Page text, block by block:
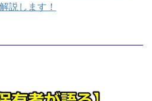
説します！